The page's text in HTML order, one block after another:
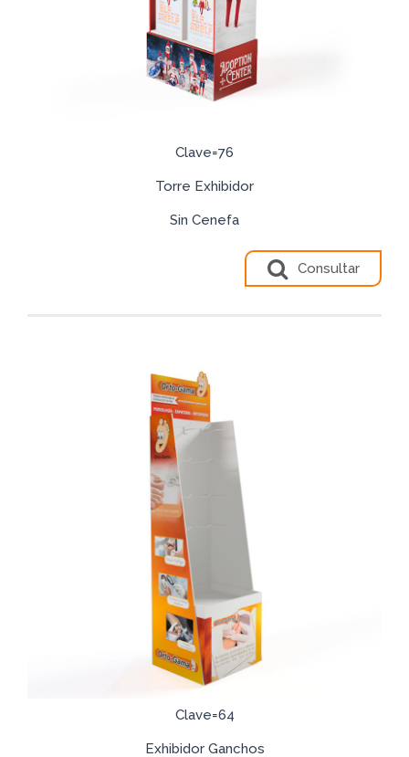
Clave=76
Torre Exhibidor
Sin Cenefa
Consultar
Clave=64
Exhibidor Ganchos